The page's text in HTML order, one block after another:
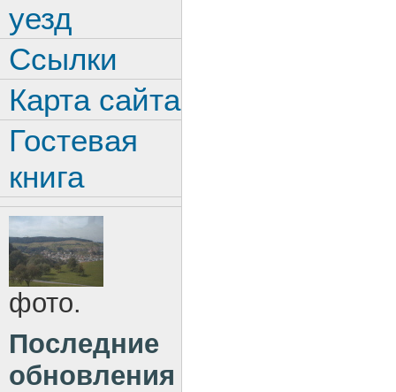
уезд
Ссылки
Карта сайта
Гостевая
книга
фото.
Последние
обновления